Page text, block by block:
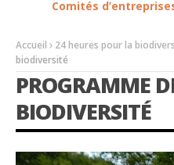
Comités
Accueil 24 heures pour la
biodiversité
PROGRAMME
BIODIVERSITÉ